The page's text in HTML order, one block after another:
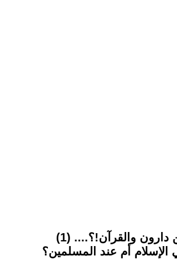
تطور الانسان بين دارون والقرآن!؟.... (1)
الإسلام أم عند المسلمين؟